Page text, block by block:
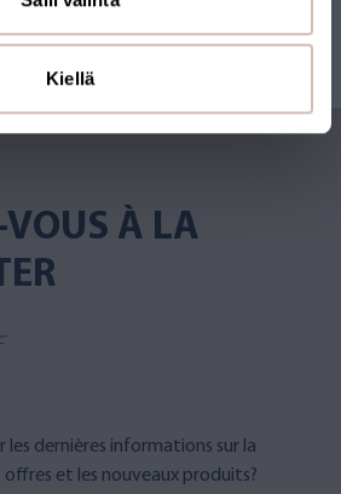
Kiellä
À LA
les dernières informations sur la
offres et les nouveaux produits?